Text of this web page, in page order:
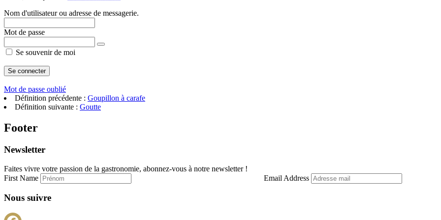
Nom d'utilisateur ou adresse de messagerie.
Mot de passe
Se souvenir de moi
Mot de passe oublié
Définition précédente : Goupillon à carafe
Définition suivante : Goutte
Footer
Newsletter
Faites vivre votre passion de la gastronomie, abonnez-vous à notre newsletter !
First Name
Email Address
Nous suivre